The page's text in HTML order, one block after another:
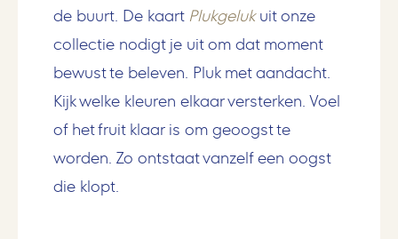
de buurt. De kaart Plukgelukuit onze
collectie nodigt je uit om dat moment
bewust te beleven. Pluk met aandacht.
Kijk welke kleuren elkaar versterken. Voel
of het fruit klaar is om geoogst te
worden. Zo ontstaat vanzelf een oogst
die klopt.